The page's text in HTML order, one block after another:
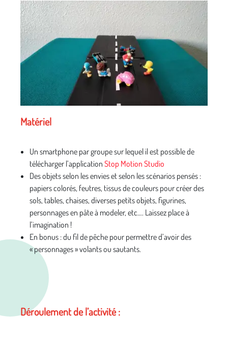
Matériel
Un smartphone par groupe sur lequel il est possible de
télécharger l’application Stop Motion Studio
Des objets selon les envies et selon les scénarios pensés :
papiers colorés, feutres, tissus de couleurs pour créer des
sols, tables, chaises, diverses petits objets, figurines,
personnages en pâte à modeler, etc…. Laissez place à
l’imagination !
En bonus : du fil de pêche pour permettre d’avoir des
« personnages » volants ou sautants.
Déroulement de l’activité :